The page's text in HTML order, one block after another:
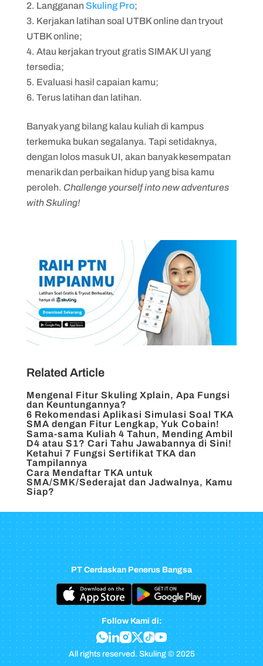
LanggananSkuling Pro;
Kerjakan latihan soal UTBK online dan tryout
UTBK online;
Atau kerjakan tryout gratis SIMAK UI yang
tersedia;
Evaluasi hasil capaian kamu;
Terus latihan dan latihan.
Banyak yang bilang kalau kuliah di kampus
terkemuka bukan segalanya. Tapi setidaknya,
dengan lolos masuk UI, akan banyak kesempatan
menarik dan perbaikan hidup yang bisa kamu
peroleh. Challenge yourself into new adventures
with Skuling!
Related Article
Mengenal Fitur Skuling Xplain, Apa Fungsi
dan Keuntungannya?
6 Rekomendasi Aplikasi Simulasi Soal TKA
SMA dengan Fitur Lengkap, Yuk Cobain!
Sama-sama Kuliah 4 Tahun, Mending Ambil
D4 atau S1? Cari Tahu Jawabannya di Sini!
Ketahui 7 Fungsi Sertifikat TKA dan
Tampilannya
Cara Mendaftar TKA untuk
SMA/SMK/Sederajat dan Jadwalnya, Kamu
Siap?
PT Cerdaskan Penerus Bangsa
Follow Kami di:
All rights reserved. Skuling © 2025